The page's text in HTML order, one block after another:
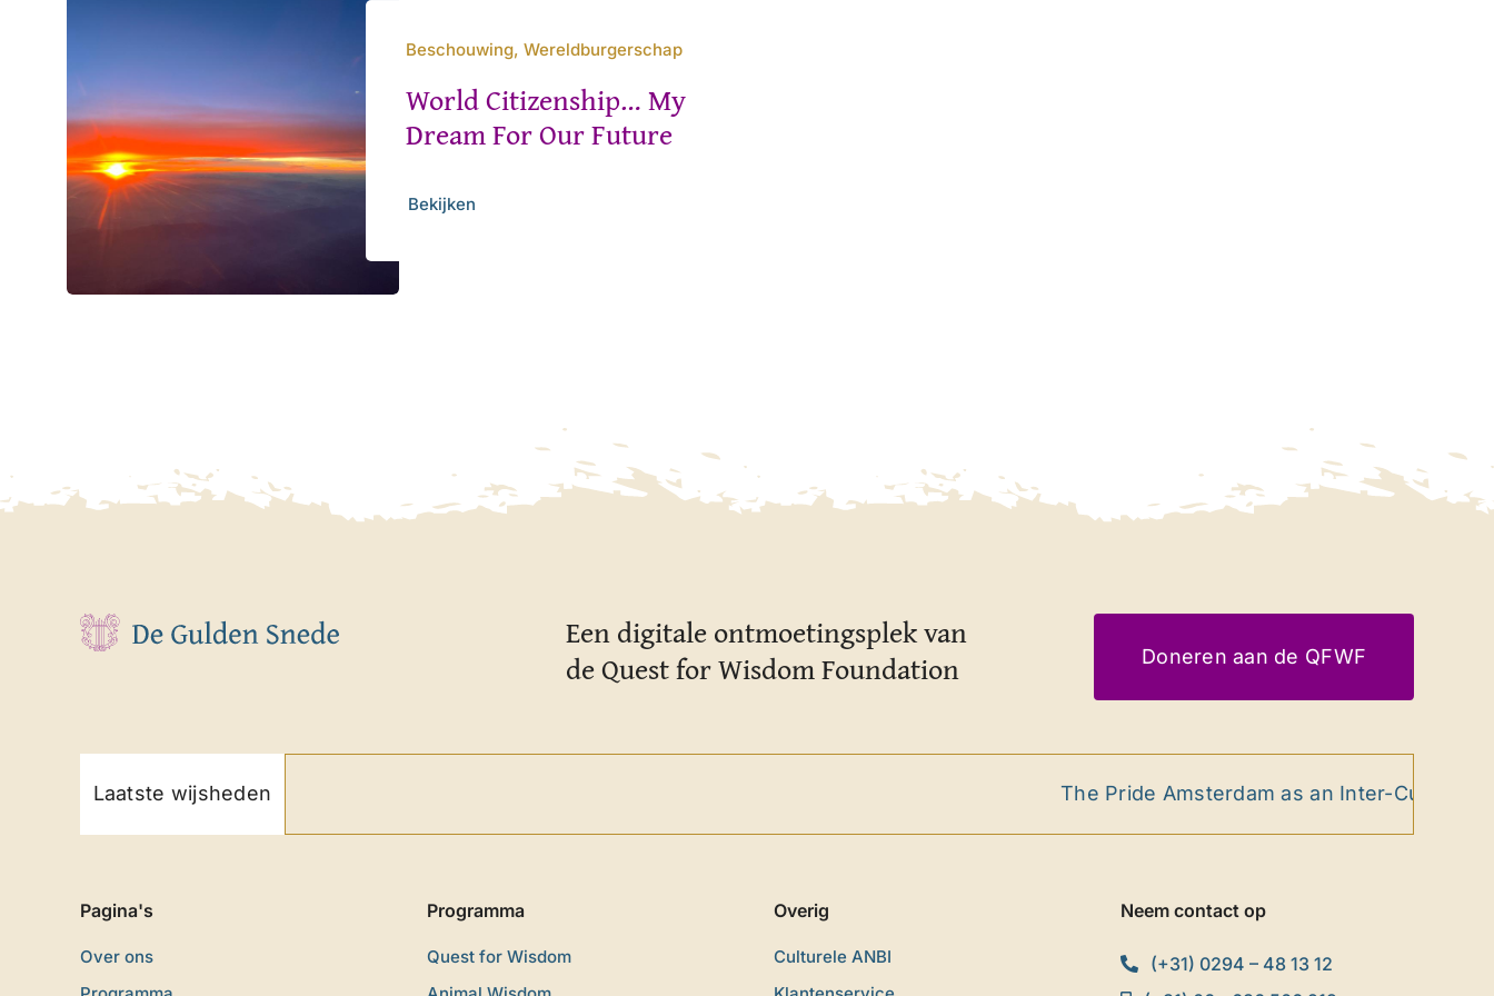
Beschouwing, Wereldburgerschap
World Citizenship… My
Dream For Our Future
Bekijken
Een digitale ontmoetingsplek van
de Quest for Wisdom Foundation
Doneren aan de QFWF
Laatste wijsheden The Pride Amsterdam as an Inter-Cultural
Pagina's
Over ons
Programma
Quest for Wisdom
Overig
Culturele ANBI
Neem contact op
(+31) 0294 – 48 13 12